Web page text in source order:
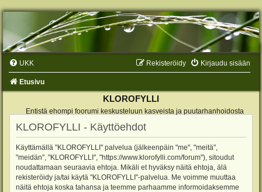
UKK Kirjaudu sisään
Rekisteröidy
Etusivu
KLOROFYLLI
Entistä ehompi foorumi keskusteluun kasveista ja puutarhanhoidosta
KLOROFYLLI - Käyttöehdot
Käyttämällä "KLOROFYLLI" palvelua (jälkeenpäin "me", "meitä",
"meidän", "KLOROFYLLI", "https://www.klorofylli.com/forum"), sitoudut
noudattamaan seuraavia ehtoja. Mikäli et hyväksy näitä ehtoja, älä
rekisteröidy ja/tai käytä "KLOROFYLLI"-palvelua. Me voimme muuttaa
näitä ehtoja koska tahansa ja teemme parhaamme informoidaksemme